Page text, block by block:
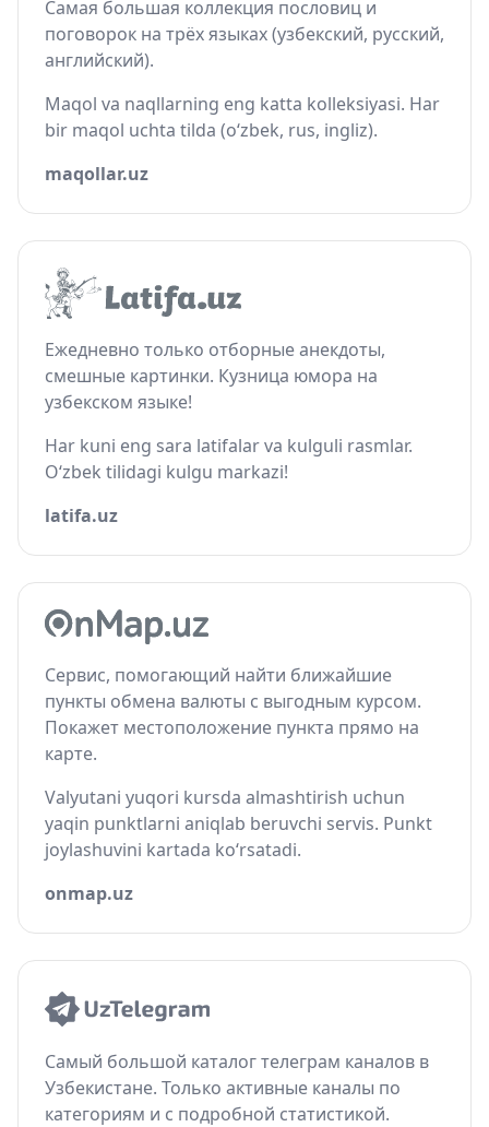
Самая большая коллекция пословиц и
поговорок на трёх языках (узбекский, русский,
английский).
Maqol va naqllarning eng katta kolleksiyasi. Har
bir maqol uchta tilda (o‘zbek, rus, ingliz).
maqollar.uz
Ежедневно только отборные анекдоты,
смешные картинки. Кузница юмора на
узбекском языке!
Har kuni eng sara latifalar va kulguli rasmlar.
O‘zbek tilidagi kulgu markazi!
latifa.uz
Сервис, помогающий найти ближайшие
пункты обмена валюты с выгодным курсом.
Покажет местоположение пункта прямо на
карте.
Valyutani yuqori kursda almashtirish uchun
yaqin punktlarni aniqlab beruvchi servis. Punkt
joylashuvini kartada ko‘rsatadi.
onmap.uz
Самый большой каталог телеграм каналов в
Узбекистане. Только активные каналы по
категориям и с подробной статистикой.